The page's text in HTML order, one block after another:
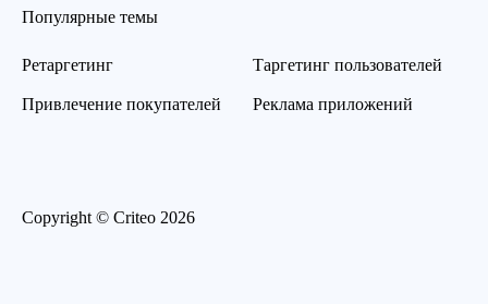
Популярные темы
Ретаргетинг
Привлечение покупателей
Таргетинг пользователей
Реклама приложений
Copyright © Criteo 2026